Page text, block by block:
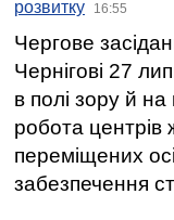
розвитку 16:55
Чергове
Чернігові 27
в полі зору й
робота центрів
переміщених
забезпечення